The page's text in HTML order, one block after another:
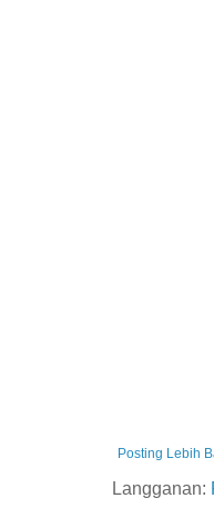
Posting Lebih
Langganan: